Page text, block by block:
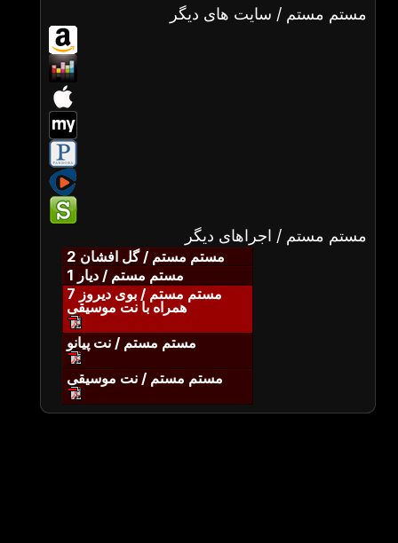
مستم مستم / سایت های دیگر
مستم مستم / اجراهای دیگر
مستم مستم / گل افشان 2
مستم مستم / دیار 1
مستم مستم / بوی دیروز 7
همراه با نت موسیقی
مستم مستم / نت پیانو
مستم مستم / نت موسیقی